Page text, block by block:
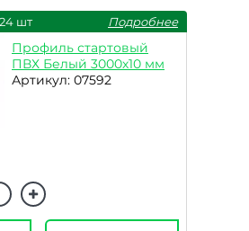
шт Подробнее
Профиль стартовый
ПВХ Белый 3000х10 мм
Артикул: 07592